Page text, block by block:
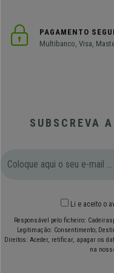
PAGAMENTO
Multibanco, Visa,
SUBSCREVA
Li e aceito o
Responsável pelo ficheiro:
Legitimação: Consentimento;
Direitos: Aceder, retificar, apagar os
na